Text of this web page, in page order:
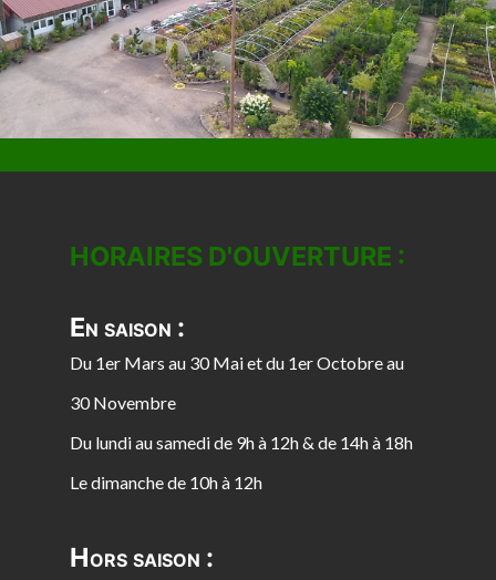
HORAIRES D'OUVERTURE :
En saison :
Du 1er Mars au 30 Mai et du 1er Octobre au
30 Novembre
Du lundi au samedi de 9h à 12h & de 14h à 18h
Le dimanche de 10h à 12h
Hors saison :